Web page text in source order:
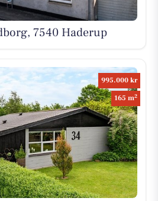
7540 Haderup
995.000 kr
165 m2